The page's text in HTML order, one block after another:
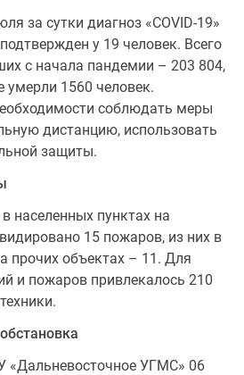
за сутки диагноз «COVID-19»
у 19 человек. Всего
с начала пандемии – 203 804,
умерли 1560 человек.
соблюдать меры
дистанцию, использовать
защиты.
населенных пунктах на
15 пожаров, из них в
прочих объектах – 11. Для
и пожаров привлекалось 210
УГМС» 06